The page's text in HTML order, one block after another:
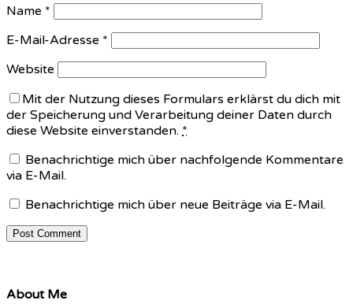
Name *
E-Mail-Adresse *
Website
Mit der Nutzung dieses Formulars erklärst du dich mit
der Speicherung und Verarbeitung deiner Daten durch
diese Website einverstanden. *
Benachrichtige mich über nachfolgende Kommentare
via E-Mail.
Benachrichtige mich über neue Beiträge via E-Mail.
About Me